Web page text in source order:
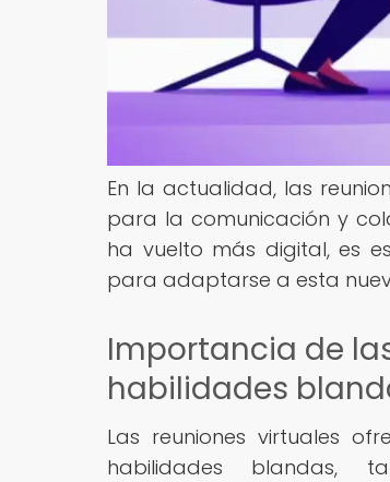
En la actualidad, las
para la comunicación y
ha vuelto más digital, es
para adaptarse a esta
Importancia de
habilidades
Las reuniones virtuales
habilidades blandas,